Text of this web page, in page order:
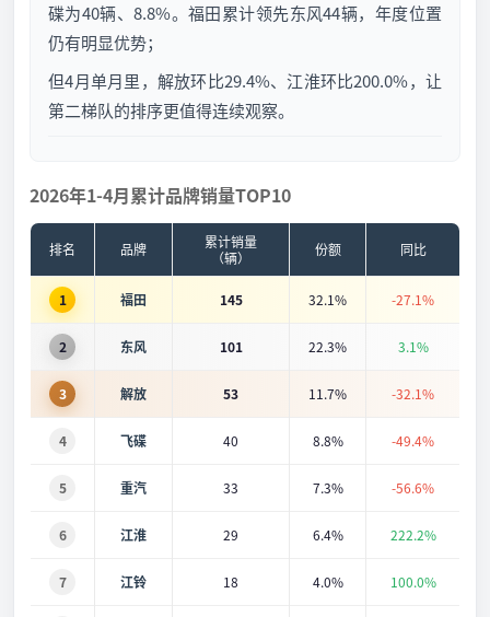
碟为40辆、8.8%。福田累计领先东风44辆，年度位置
仍有明显优势；
但4月单月里，解放环比29.4%、江淮环比200.0%，让
第二梯队的排序更值得连续观察。
2026年1-4月累计品牌销量TOP10
排名 品牌
累计销量
（辆）
份额 同比
1 福田 145 32.1% -27.1%
2 东风 101 22.3% 3.1%
3 解放 53 11.7% -32.1%
4 飞碟 40 8.8% -49.4%
5 重汽 33 7.3% -56.6%
6 江淮 29 6.4% 222.2%
7 江铃 18 4.0% 100.0%